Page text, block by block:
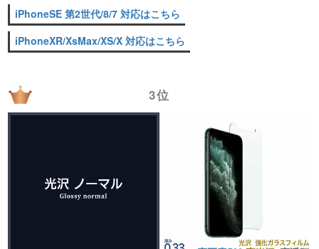
iPhoneSE 第2世代/8/7 対応はこちら
iPhoneXR/XsMax/XS/X 対応はこちら
3位